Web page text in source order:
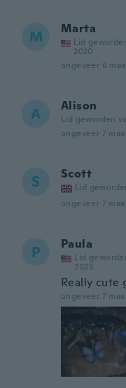
M Marta
Lid
2020
ongeveer 6
A Alison
Lid geworden
ongeveer 7
S Scott
Lid
ongeveer 7
P Paula
Lid
2023
Really cute
ongeveer 7